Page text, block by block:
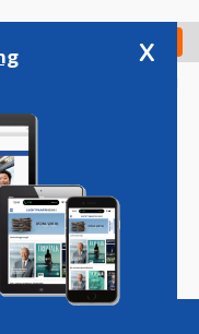
Check in
Vacatures
x